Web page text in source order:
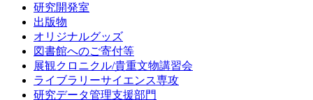
研究開発室
出版物
オリジナルグッズ
図書館へのご寄付等
展観クロニクル/貴重文物講習会
ライブラリーサイエンス専攻
研究データ管理支援部門